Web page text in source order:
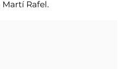
Martí Rafel.